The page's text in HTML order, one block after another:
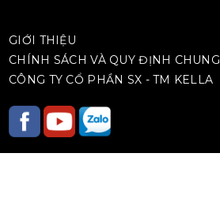
GIỚI THIỆU
CHÍNH SÁCH VÀ QUY ĐỊNH CHUNG
CÔNG TY CỔ PHẦN SX - TM KELLA